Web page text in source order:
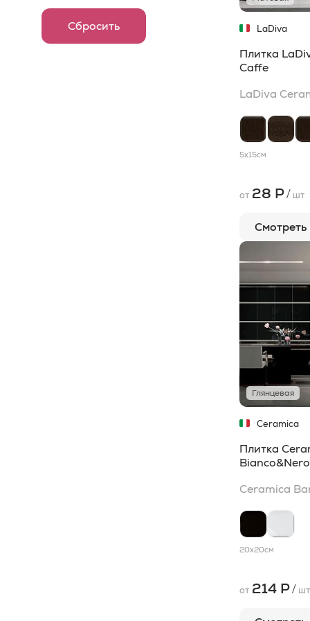
80x80
LaDiva
Плитка
Caffe
LaDiva
5x15см
от 28 Р/ шт
Глянцевая
Ceramica
Плитка
Bianco&Nero
Ceramica
20x20см
от 214 Р/ шт